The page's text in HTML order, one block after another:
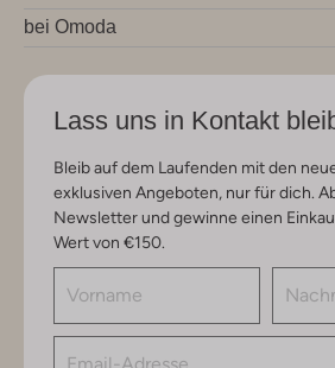
bei Omoda
Lass uns in Kontakt
Bleib auf dem Laufenden mit den
exklusiven Angeboten, nur für dich.
Newsletter und gewinne einen
Wert von €150.